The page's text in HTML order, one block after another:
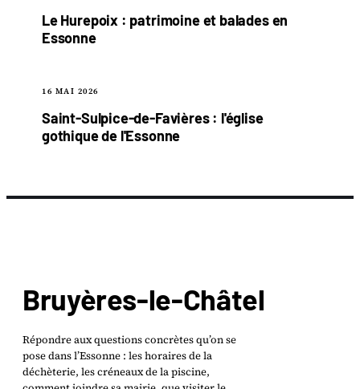
Le Hurepoix : patrimoine et balades en
Essonne
16 MAI 2026
Saint-Sulpice-de-Favières : l'église
gothique de l'Essonne
Bruyères-le-Châtel
Répondre aux questions concrètes qu’on se
pose dans l’Essonne : les horaires de la
déchèterie, les créneaux de la piscine,